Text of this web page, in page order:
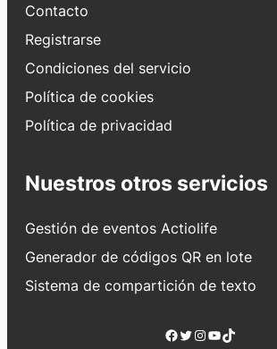
Contacto
Registrarse
Condiciones del servicio
Política de cookies
Política de privacidad
Nuestros otros servicios
Gestión de eventos Actiolife
Generador de códigos QR en lote
Sistema de compartición de texto
Facebook
Twitter
Instagram
YouTube
TikTok